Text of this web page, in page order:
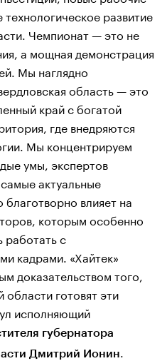
развитие
Чемпионат — это не
а мощная демонстрация
Мы наглядно
область — это
край с богатой
где внедряются
Мы концентрируем
умы, экспертов
актуальные
влияет на
которым особенно
работать с
кадрами. «Хайтек»
доказательством того,
готовят эти
исполняющий
губернатора
Дмитрий Ионин